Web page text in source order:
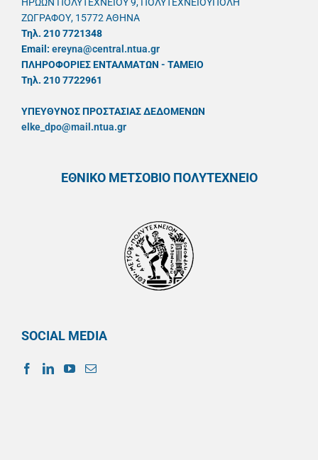
ΖΩΓΡΑΦΟΥ, 15772 ΑΘΗΝΑ
Τηλ. 210 7721348
Email: ereyna@central.ntua.gr
ΠΛΗΡΟΦΟΡΙΕΣ ΕΝΤΑΛΜΑΤΩΝ - ΤΑΜΕΙΟ
Τηλ. 210 7722961
ΥΠΕΥΘYΝΟΣ ΠΡΟΣΤΑΣΙΑΣ ΔΕΔΟΜΕΝΩΝ
elke_dpo@mail.ntua.gr
ΕΘΝΙΚΟ ΜΕΤΣΟΒΙΟ ΠΟΛΥΤΕΧΝΕΙΟ
SOCIAL MEDIA